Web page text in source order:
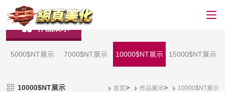
作品展示
5000$NT展示 7000$NT展示 10000$NT展示 15000$NT展示
10000$NT展示 首页> 作品展示> 10000$NT展示